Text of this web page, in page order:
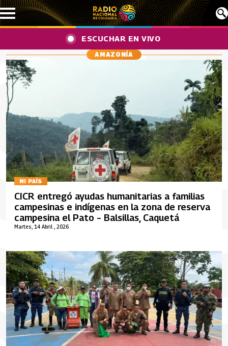
Pasar al contenido principal
ESCUCHAR EN VIVO
AMAZONÍA
MI PAÍS
Martes, 14 Abril , 2026
CICR entregó ayudas humanitarias a familias
campesinas e indígenas en la zona de reserva
campesina el Pato – Balsillas, Caquetá